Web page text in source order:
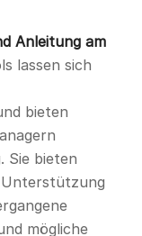
Anleitung am
lassen sich
bieten
Sie bieten
mögliche